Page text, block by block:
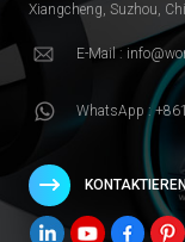
Xiangcheng, Suzhou,
E-Mail :
WhatsApp :